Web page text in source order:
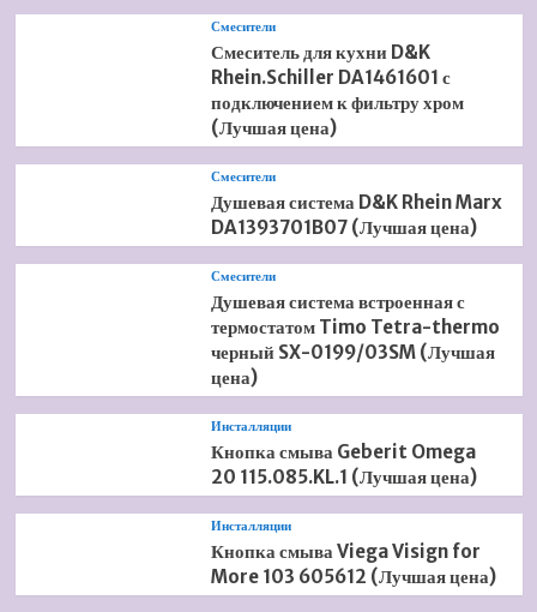
Смесители
Смеситель для кухни D&K
Rhein.Schiller DA1461601 с
подключением к фильтру хром
(Лучшая цена)
Смесители
Душевая система D&K Rhein Marx
DA1393701B07 (Лучшая цена)
Смесители
Душевая система встроенная с
термостатом Timo Tetra-thermo
черный SX-0199/03SM (Лучшая
цена)
Инсталляции
Кнопка смыва Geberit Omega
20 115.085.KL.1 (Лучшая цена)
Инсталляции
Кнопка смыва Viega Visign for
More 103 605612 (Лучшая цена)